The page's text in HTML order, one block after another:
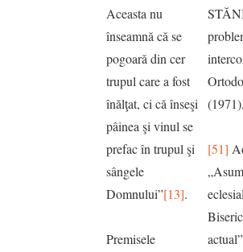
Aceasta nu
înseamnă că se
pogoară din cer
trupul care a fost
înălţat, ci că înseşi
pâinea şi vinul se
prefac în trupul şi
sângele
Domnului”[13].
Premisele
[51]